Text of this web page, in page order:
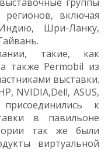
включая
Шри-Ланку,
такие, как
также Permobil из
выставки.
NVIDIA,Dell, ASUS,
к
в павильоне
так же были
виртуальной